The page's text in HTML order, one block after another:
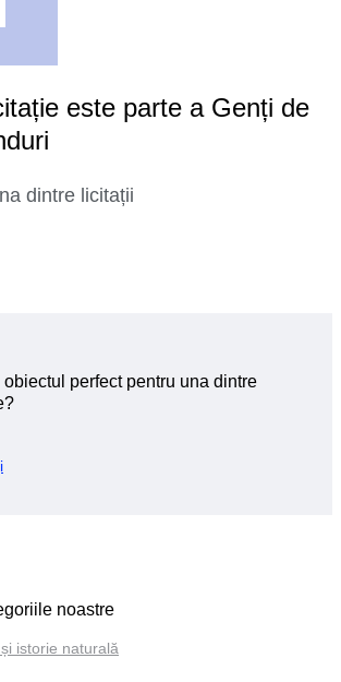
este parte a Genți de
dintre licitații
perfect pentru una dintre
noastre
istorie naturală